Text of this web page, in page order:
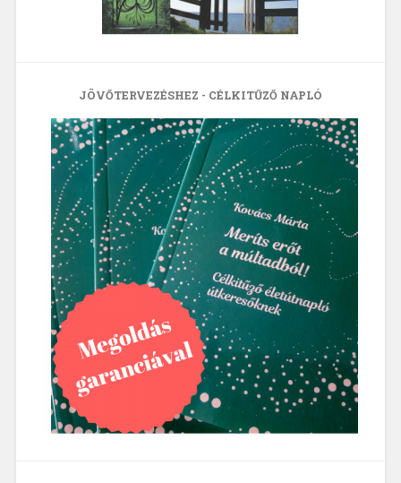
JÖVŐTERVEZÉSHEZ - CÉLKITŰZŐ NAPLÓ